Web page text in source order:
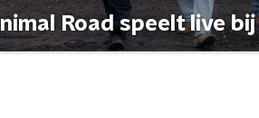
Road speelt live bij